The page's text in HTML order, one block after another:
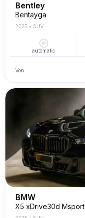
Bentley
Bentayga
2025 • SUV
automatic
Von
BMW
X5 xDrive30d Msport